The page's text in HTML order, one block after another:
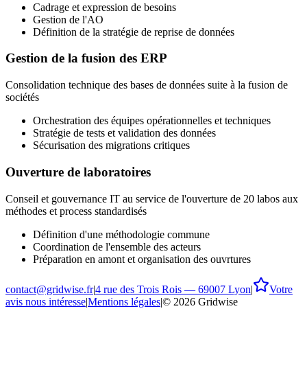
Cadrage et expression de besoins
Gestion de l'AO
Définition de la stratégie de reprise de données
Gestion de la fusion des ERP
Consolidation technique des bases de données suite à la fusion de
sociétés
Orchestration des équipes opérationnelles et techniques
Stratégie de tests et validation des données
Sécurisation des migrations critiques
Ouverture de laboratoires
Conseil et gouvernance IT au service de l'ouverture de 20 labos aux
méthodes et process standardisés
Définition d'une méthodologie commune
Coordination de l'ensemble des acteurs
Préparation en amont et organisation des ouvrtures
contact@gridwise.fr|4 rue des Trois Rois — 69007 Lyon|
Votre
avis nous intéresse|Mentions légales|© 2026 Gridwise